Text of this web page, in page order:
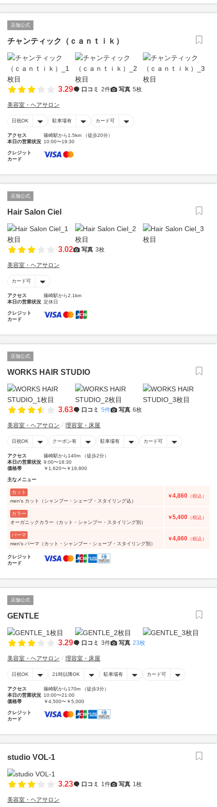
店舗公式
チャンティック（ｃａｎｔｉｋ）
3.29 口コミ 2件 写真 5枚
美容室・ヘアサロン
日祝OK 駐車場有 カード可
アクセス
篠崎駅から1.5km （徒歩20分）
本日の営業状況 10:00〜19:30
クレジット
カード
店舗公式
Hair Salon Ciel
3.02 写真 3枚
美容室・ヘアサロン
カード可
アクセス
篠崎駅から2.1km
本日の営業状況 定休日
クレジット
カード
店舗公式
WORKS HAIR STUDIO
3.63 口コミ 5件 写真 6枚
美容室・ヘアサロン 理容室・床屋
日祝OK クーポン有 駐車場有 カード可
アクセス
篠崎駅から140m （徒歩2分）
本日の営業状況 9:00〜18:30
価格帯
￥1,620〜￥19,800
主なメニュー
カット
men's カット（シャンプー・シェーブ・スタイリング込）
￥4,860 （税込）
カラー
オーガニックカラー（カット・シャンプー・スタイリング別）
￥5,400 （税込）
パーマ
men's パーマ（カット・シャンプー・シェーブ・スタイリング別）
￥4,860 （税込）
クレジット
カード
店舗公式
GENTLE
3.29 口コミ 3件 写真 23枚
美容室・ヘアサロン 理容室・床屋
日祝OK 21時以降OK 駐車場有 カード可
アクセス
篠崎駅から170m （徒歩3分）
本日の営業状況 10:00〜21:00
価格帯
￥4,500〜￥5,000
クレジット
カード
studio VOL-1
3.23 口コミ 1件 写真 1枚
美容室・ヘアサロン